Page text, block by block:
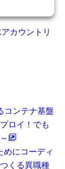
カウントリ
コンテナ基盤
ロイ！でも
めにコーディ
くる異職種